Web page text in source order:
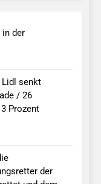
in der
Lidl senkt
/ 26
Prozent
der